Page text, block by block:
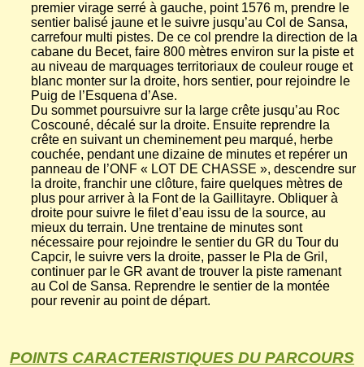
premier virage serré à gauche, point 1576 m, prendre le
sentier balisé jaune et le suivre jusqu’au Col de Sansa,
carrefour multi pistes. De ce col prendre la direction de la
cabane du Becet, faire 800 mètres environ sur la piste et
au niveau de marquages territoriaux de couleur rouge et
blanc monter sur la droite, hors sentier, pour rejoindre le
Puig de l’Esquena d’Ase.
Du sommet poursuivre sur la large crête jusqu’au Roc
Coscouné, décalé sur la droite. Ensuite reprendre la
crête en suivant un cheminement peu marqué, herbe
couchée, pendant une dizaine de minutes et repérer un
panneau de l’ONF « LOT DE CHASSE », descendre sur
la droite, franchir une clôture, faire quelques mètres de
plus pour arriver à la Font de la Gaillitayre. Obliquer à
droite pour suivre le filet d’eau issu de la source, au
mieux du terrain. Une trentaine de minutes sont
nécessaire pour rejoindre le sentier du GR du Tour du
Capcir, le suivre vers la droite, passer le Pla de Gril,
continuer par le GR avant de trouver la piste ramenant
au Col de Sansa. Reprendre le sentier de la montée
pour revenir au point de départ.
POINTS CARACTERISTIQUES DU PARCOURS